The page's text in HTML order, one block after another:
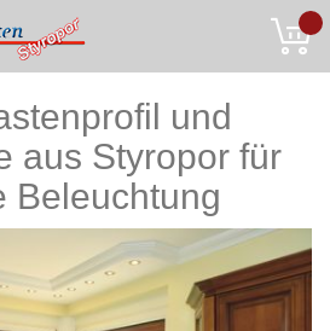
und
aus Styropor für
Beleuchtung